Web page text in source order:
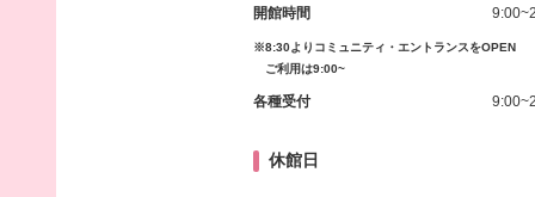
開館時間
※8:30よりコミュニティ・エントランスをOPEN
ご利用は9:00~
各種受付
休館日